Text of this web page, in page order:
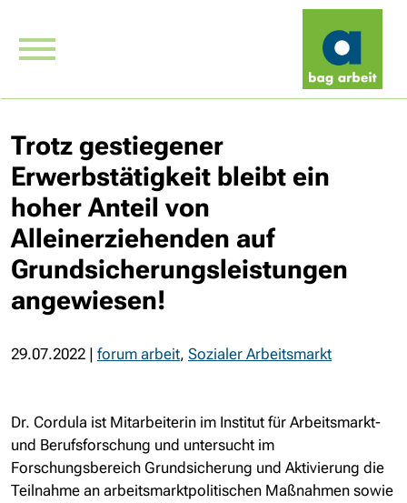
Trotz gestiegener
Erwerbstätigkeit bleibt ein
hoher Anteil von
Alleinerziehenden auf
Grundsicherungsleistungen
angewiesen!
29.07.2022 | forum arbeit, Sozialer Arbeitsmarkt
Dr. Cordula ist Mitarbeiterin im Institut für Arbeitsmarkt-
und Berufsforschung und untersucht im
Forschungsbereich Grundsicherung und Aktivierung die
Teilnahme an arbeitsmarktpolitischen Maßnahmen sowie